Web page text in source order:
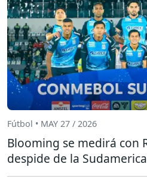
Fútbol • MAY 27 / 2026
Blooming se medirá con
despide de la